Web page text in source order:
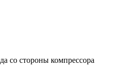
со стороны компрессора